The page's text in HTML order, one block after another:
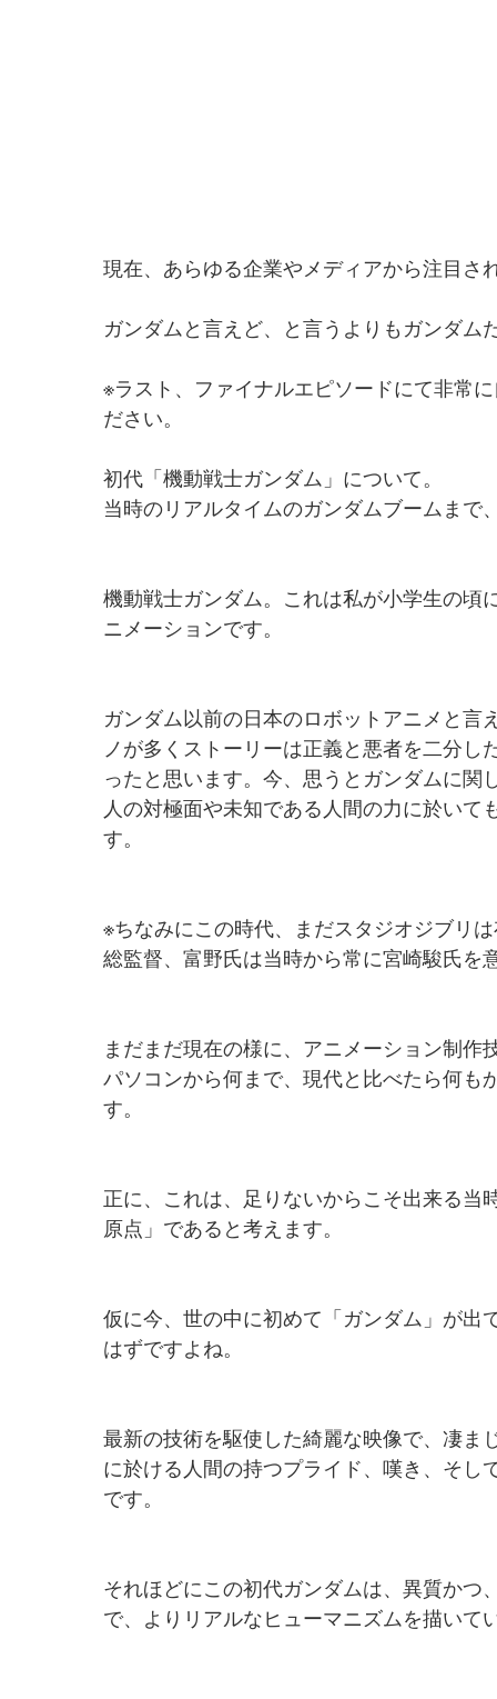
現在、あらゆる企業やメディアから注目さ
ガンダムと言えど、と言うよりもガンダ
※ラスト、ファイナルエピソードにて非常
ださい。
初代「機動戦士ガンダム」について。
当時のリアルタイムのガンダムブームまで
機動戦士ガンダム。これは私が小学生の頃
ニメーションです。
ガンダム以前の日本のロボットアニメと
ノが多くストーリーは正義と悪者を二分
ったと思います。今、思うとガンダムに
人の対極面や未知である人間の力に於い
す。
※ちなみにこの時代、まだスタジオジブリ
総監督、富野氏は当時から常に宮崎駿氏を
まだまだ現在の様に、アニメーション制
パソコンから何まで、現代と比べたら何も
す。
正に、これは、足りないからこそ出来る当
原点」であると考えます。
仮に今、世の中に初めて「ガンダム」が出
はずですよね。
最新の技術を駆使した綺麗な映像で、凄ま
に於ける人間の持つプライド、嘆き、そし
です。
それほどにこの初代ガンダムは、異質かつ
で、よりリアルなヒューマニズムを描いて